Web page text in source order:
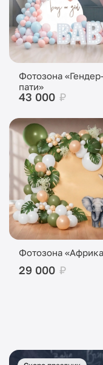
Фотозона «Гендер-
пати»
43 000 ₽
Фотозона
29 000 ₽